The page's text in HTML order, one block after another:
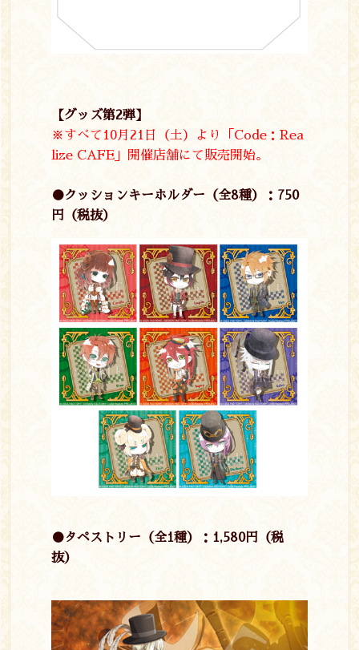
【グッズ第2弾】
※すべて10月21日（土）より「Code：Rea
lize CAFE」開催店舗にて販売開始。
●クッションキーホルダー（全8種）：750
円（税抜）
●タペストリー（全1種）：1,580円（税
抜）